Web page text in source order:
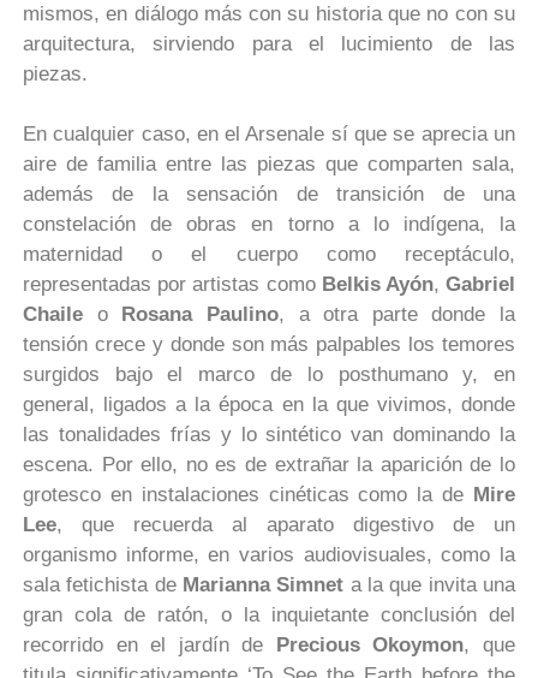
mismos, en diálogo más con su historia que no con su
arquitectura, sirviendo para el lucimiento de las
piezas.
En cualquier caso, en el Arsenale sí que se aprecia un
aire de familia entre las piezas que comparten sala,
además de la sensación de transición de una
constelación de obras en torno a lo indígena, la
maternidad o el cuerpo como receptáculo,
representadas por artistas como Belkis Ayón,Gabriel
Chaileo Rosana Paulino, a otra parte donde la
tensión crece y donde son más palpables los temores
surgidos bajo el marco de lo posthumano y, en
general, ligados a la época en la que vivimos, donde
las tonalidades frías y lo sintético van dominando la
escena. Por ello, no es de extrañar la aparición de lo
grotesco en instalaciones cinéticas como la de Mire
Lee, que recuerda al aparato digestivo de un
organismo informe, en varios audiovisuales, como la
sala fetichista de Marianna Simnet a la que invita una
gran cola de ratón, o la inquietante conclusión del
recorrido en el jardín de Precious Okoymon, que